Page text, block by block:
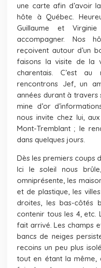
une carte afin d’avoir
hôte à Québec.
Guillaume et
accompagner. Nos
reçoivent autour d’un
faisons la visite de la
charentais. C’est
rencontrons Jef, un
années durant à travers
mine d’or
nous invite chez lui,
Mont-Tremblant ; le
dans quelques jours.
Dès les premiers coups
Ici le soleil nous
omniprésente, les
et de plastique, les
droites, les bas-côtés
contenir tous les 4, etc.
fait arrivé. Les champs
bancs de neiges
recoins un peu plus
tout en étant la